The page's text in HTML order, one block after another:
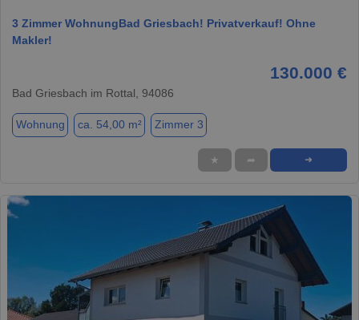
3 Zimmer WohnungBad Griesbach! Privatverkauf! Ohne
Makler!
130.000 €
Bad Griesbach im Rottal, 94086
Wohnung ca. 54,00 m² Zimmer 3
★ ➦ ➜